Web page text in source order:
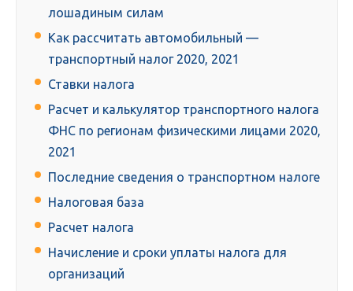
лошадиным силам
Как рассчитать автомобильный —
транспортный налог 2020, 2021
Ставки налога
Расчет и калькулятор транспортного налога
ФНС по регионам физическими лицами 2020,
2021
Последние сведения о транспортном налоге
Налоговая база
Расчет налога
Начисление и сроки уплаты налога для
организаций